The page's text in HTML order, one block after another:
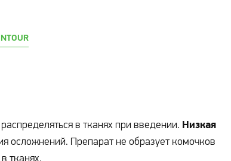
в тканях при введении. Низкая
осложнений. Препарат не образует комочков
тканях.